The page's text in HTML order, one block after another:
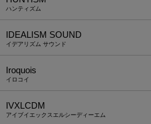
ハンティズム
IDEALISM SOUND
イデアリズム サウンド
Iroquois
イロコイ
IVXLCDM
アイブイエックスエルシーディーエム